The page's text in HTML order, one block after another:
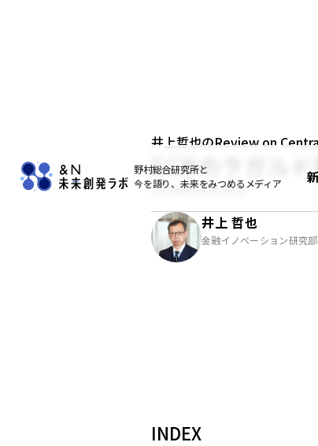
野村総合研究所と
今を語り、未来をみつめるメディア
井上哲也のReview on
ECBのラガル
2026年03月20日
井上 哲也
金融イノベーション研究部
INDEX